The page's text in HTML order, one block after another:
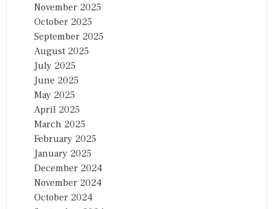
November 2025
October 2025
September 2025
August 2025
July 2025
June 2025
May 2025
April 2025
March 2025
February 2025
January 2025
December 2024
November 2024
October 2024